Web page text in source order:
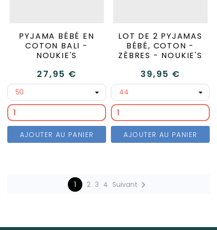
PYJAMA BÉBÉ EN
COTON BALI -
NOUKIE'S
27,95 €
AJOUTER AU PANIER
LOT DE 2 PYJAMAS
BÉBÉ, COTON -
ZÈBRES - NOUKIE'S
39,95 €
AJOUTER AU PANIER
1 2 3 4 Suivant 